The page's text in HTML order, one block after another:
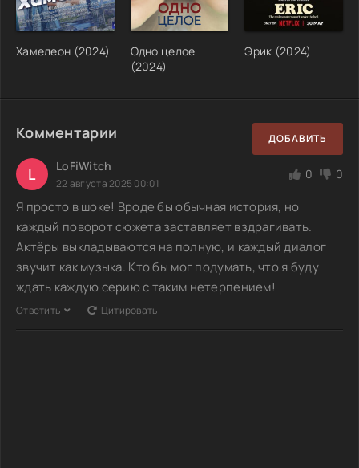
Хамелеон (2024)
Одно целое
(2024)
Эрик (2024)
Комментарии ДОБАВИТЬ
L LoFiWitch
22 августа 2025 00:01
0 0
Я просто в шоке! Вроде бы обычная история, но
каждый поворот сюжета заставляет вздрагивать.
Актёры выкладываются на полную, и каждый диалог
звучит как музыка. Кто бы мог подумать, что я буду
ждать каждую серию с таким нетерпением!
Ответить Цитировать